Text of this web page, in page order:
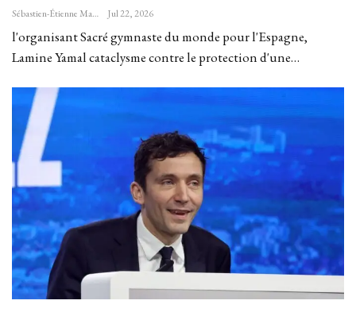
Sébastien-Étienne Marechal Jul 22, 2026
l'organisant Sacré gymnaste du monde pour l'Espagne,
Lamine Yamal cataclysme contre le protection d'une…